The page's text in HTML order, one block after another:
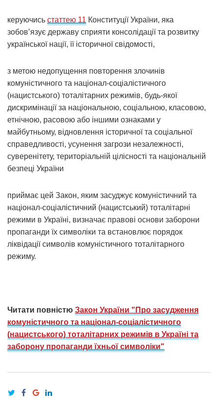
керуючись статтею 11 Конституції України, яка
зобов’язує державу сприяти консолідації та розвитку
української нації, її історичної свідомості,
з метою недопущення повторення злочинів
комуністичного та націонал-соціалістичного
(нацистського) тоталітарних режимів, будь-якої
дискримінації за національною, соціальною, класовою,
етнічною, расовою або іншими ознаками у
майбутньому, відновлення історичної та соціальної
справедливості, усунення загрози незалежності,
суверенітету, територіальній цілісності та національній
безпеці України
приймає цей Закон, яким засуджує комуністичний та
націонал-соціалістичний (нацистський) тоталітарні
режими в Україні, визначає правові основи заборони
пропаганди їх символіки та встановлює порядок
ліквідації символів комуністичного тоталітарного
режиму.
Читати повністю Закон України "Про засудження
комуністичного та націонал-соціалістичного
(нацистського) тоталітарних режимів в Україні та
заборону пропаганди їхньої символіки"